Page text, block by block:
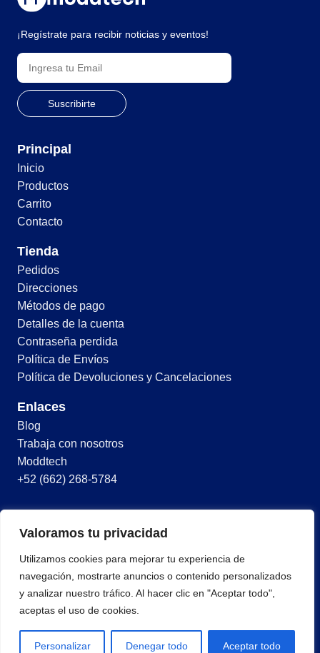
Valoramos tu privacidad
Utilizamos cookies para mejorar tu experiencia de
navegación, mostrarte anuncios o contenido personalizados
y analizar nuestro tráfico. Al hacer clic en "Aceptar todo",
aceptas el uso de cookies.
Personalizar Denegar todo Aceptar todo
¡Regístrate para recibir noticias y eventos!
Principal
Inicio
Productos
Carrito
Contacto
Tienda
Pedidos
Direcciones
Métodos de pago
Detalles de la cuenta
Contraseña perdida
Política de Envíos
Política de Devoluciones y Cancelaciones
Enlaces
Blog
Trabaja con nosotros
Moddtech
+52 (662) 268-5784
© 2026 Todos los derechos reservados
Política de privacidad